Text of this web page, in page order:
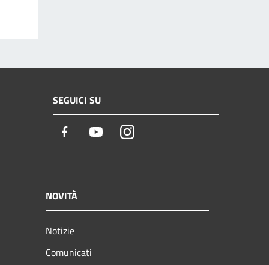
SEGUICI SU
Facebook YoutubeInstagram
NOVITÀ
Notizie
Comunicati